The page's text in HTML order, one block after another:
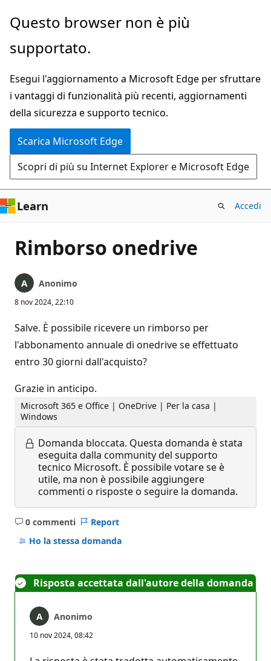
Ignora
passa
contenuto
principale
Questo browser non è più
supportato.
Esegui l'aggiornamento a Microsoft Edge per sfruttare
i vantaggi di funzionalità più recenti, aggiornamenti
della sicurezza e supporto tecnico.
Scarica Microsoft Edge
Scopri di più su Internet Explorer e Microsoft Edge
Learn Accedi
Rimborso onedrive
Anonimo
8 nov 2024, 22:10
Salve. È possibile ricevere un rimborso per
l'abbonamento annuale di onedrive se effettuato
entro 30 giorni dall'acquisto?
Grazie in anticipo.
Microsoft 365 e Office | OneDrive | Per la casa |
Windows
Domanda bloccata. Questa domanda è stata
eseguita dalla community del supporto
tecnico Microsoft. È possibile votare se è
utile, ma non è possibile aggiungere
commenti o risposte o seguire la domanda.
0 commenti
Nessun
commento
Report
Ho la stessa domanda
Risposta accettata dall'autore della domanda
Anonimo
10 nov 2024, 08:42